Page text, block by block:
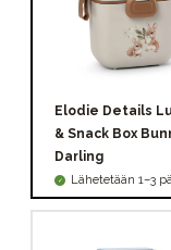
Elodie Details
& Snack Box
Darling
Lähetetään 1–3